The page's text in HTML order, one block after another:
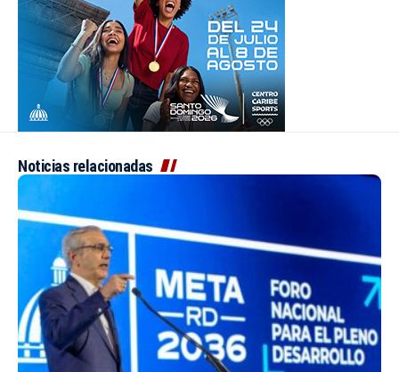
Noticias relacionadas